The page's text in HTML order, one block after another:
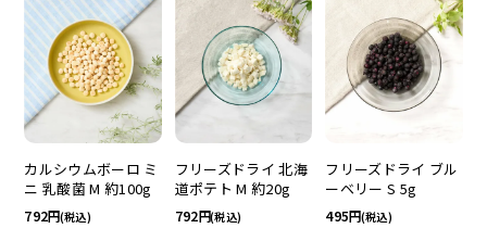
カルシウムボーロ ミ
ニ 乳酸菌 M 約100g
792 (税込)
フリーズドライ 北海
道ポテト M 約20g
792 (税込)
フリーズドライ ブル
ーベリー S 5g
495 (税込)